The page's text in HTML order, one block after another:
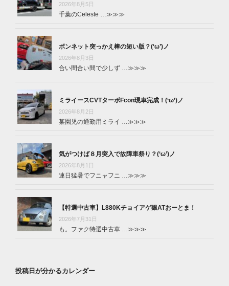
2026年8月5日
千葉のCeleste … ≫≫≫
ボンネット突っかえ棒の短い版？(‘ω’)ノ
2026年8月3日
合い間合い間で少しず … ≫≫≫
ミライースCVTターボFcon現車完成！(‘ω’)ノ
2026年8月2日
某園児の通勤用ミライ … ≫≫≫
気がつけば８月突入で故障車祭り？(‘ω’)ノ
2026年8月1日
連日猛暑でフニャフニ … ≫≫≫
【特選中古車】L880Kチョイアゲ銀ATおーとま！
2026年7月31日
も。ファク特選中古車 … ≫≫≫
投稿日が分かるカレンダー